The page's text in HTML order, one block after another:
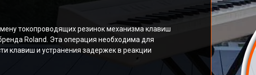
токопроводящих резинок механизма клавиш
Roland. Эта операция необходима для
клавиш и устранения задержек в реакции